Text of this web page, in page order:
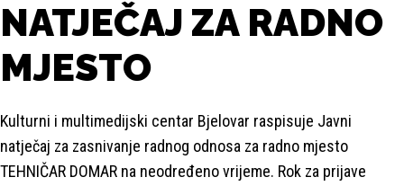
NATJEČAJ ZA RADNO
MJESTO
Kulturni i multimedijski centar Bjelovar raspisuje Javni
natječaj za zasnivanje radnog odnosa za radno mjesto
TEHNIČAR DOMAR na neodređeno vrijeme. Rok za prijave